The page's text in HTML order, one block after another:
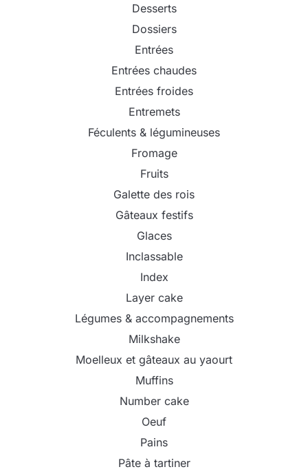
Desserts
Dossiers
Entrées
Entrées chaudes
Entrées froides
Entremets
Féculents & légumineuses
Fromage
Fruits
Galette des rois
Gâteaux festifs
Glaces
Inclassable
Index
Layer cake
Légumes & accompagnements
Milkshake
Moelleux et gâteaux au yaourt
Muffins
Number cake
Oeuf
Pains
Pâte à tartiner